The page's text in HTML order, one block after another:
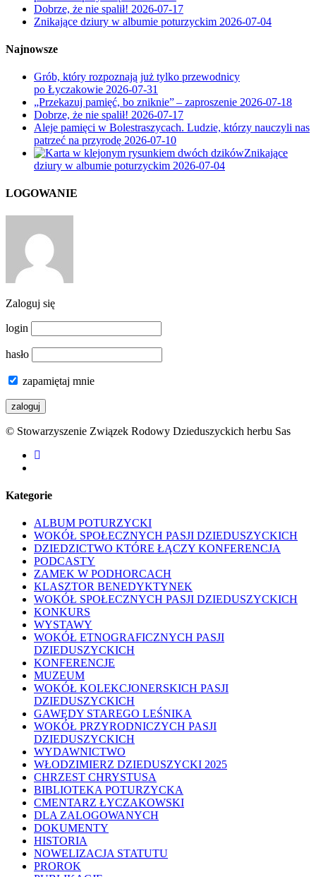
Dobrze, że nie spalił! 2026-07-17
Znikające dziury w albumie poturzyckim 2026-07-04
Najnowsze
Grób, który rozpoznają już tylko przewodnicy
po Łyczakowie 2026-07-31
„Przekazuj pamięć, bo zniknie” – zaproszenie 2026-07-18
Dobrze, że nie spalił! 2026-07-17
Aleje pamięci w Bolestraszycach. Ludzie, którzy nauczyli nas
patrzeć na przyrodę 2026-07-10
Znikające
dziury w albumie poturzyckim 2026-07-04
LOGOWANIE
Zaloguj się
login
hasło
zapamiętaj mnie
© Stowarzyszenie Związek Rodowy Dzieduszyckich herbu Sas
facebook
Kategorie
ALBUM POTURZYCKI
WOKÓŁ SPOŁECZNYCH PASJI DZIEDUSZYCKICH
DZIEDZICTWO KTÓRE ŁĄCZY KONFERENCJA
PODCASTY
ZAMEK W PODHORCACH
KLASZTOR BENEDYKTYNEK
WOKÓŁ SPOŁECZNYCH PASJI DZIEDUSZYCKICH
KONKURS
WYSTAWY
WOKÓŁ ETNOGRAFICZNYCH PASJI
DZIEDUSZYCKICH
KONFERENCJE
MUZEUM
WOKÓŁ KOLEKCJONERSKICH PASJI
DZIEDUSZYCKICH
GAWĘDY STAREGO LEŚNIKA
WOKÓŁ PRZYRODNICZYCH PASJI
DZIEDUSZYCKICH
WYDAWNICTWO
WŁODZIMIERZ DZIEDUSZYCKI 2025
CHRZEST CHRYSTUSA
BIBLIOTEKA POTURZYCKA
CMENTARZ ŁYCZAKOWSKI
DLA ZALOGOWANYCH
DOKUMENTY
HISTORIA
NOWELIZACJA STATUTU
PROROK